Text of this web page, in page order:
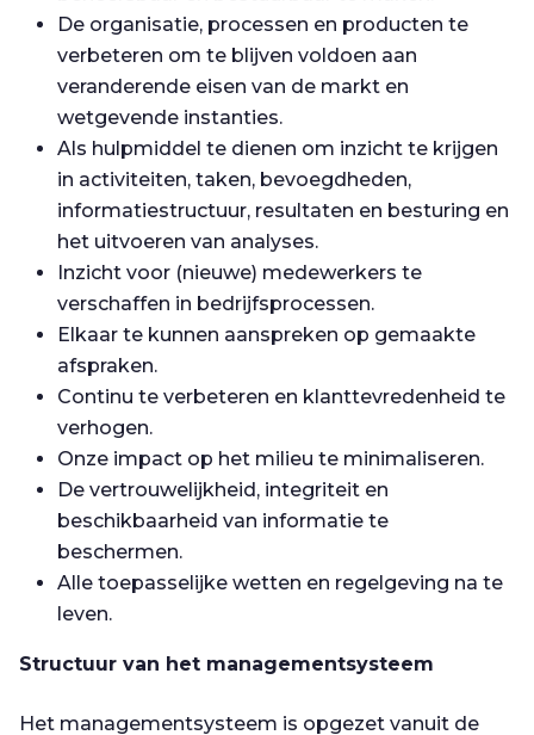
De organisatie, processen en producten te
verbeteren om te blijven voldoen aan
veranderende eisen van de markt en
wetgevende instanties.
Als hulpmiddel te dienen om inzicht te krijgen
in activiteiten, taken, bevoegdheden,
informatiestructuur, resultaten en besturing en
het uitvoeren van analyses.
Inzicht voor (nieuwe) medewerkers te
verschaffen in bedrijfsprocessen.
Elkaar te kunnen aanspreken op gemaakte
afspraken.
Continu te verbeteren en klanttevredenheid te
verhogen.
Onze impact op het milieu te minimaliseren.
De vertrouwelijkheid, integriteit en
beschikbaarheid van informatie te
beschermen.
Alle toepasselijke wetten en regelgeving na te
leven.
Structuur van het managementsysteem
Het managementsysteem is opgezet vanuit de